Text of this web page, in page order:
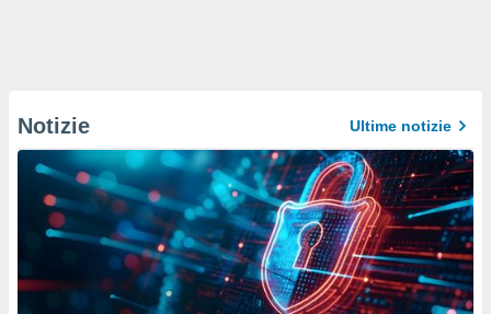
Notizie Ultime notizie